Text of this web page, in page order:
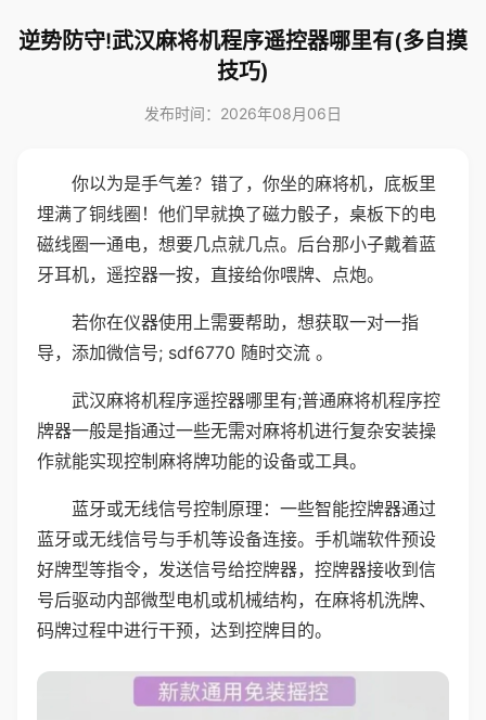
逆势防守!武汉麻将机程序遥控器哪里有(多自摸
技巧)
发布时间：2026年08月06日
你以为是手气差？错了，你坐的麻将机，底板里
埋满了铜线圈！他们早就换了磁力骰子，桌板下的电
磁线圈一通电，想要几点就几点。后台那小子戴着蓝
牙耳机，遥控器一按，直接给你喂牌、点炮。
若你在仪器使用上需要帮助，想获取一对一指
导，添加微信号; sdf6770 随时交流 。
武汉麻将机程序遥控器哪里有;普通麻将机程序控
牌器一般是指通过一些无需对麻将机进行复杂安装操
作就能实现控制麻将牌功能的设备或工具。
蓝牙或无线信号控制原理：一些智能控牌器通过
蓝牙或无线信号与手机等设备连接。手机端软件预设
好牌型等指令，发送信号给控牌器，控牌器接收到信
号后驱动内部微型电机或机械结构，在麻将机洗牌、
码牌过程中进行干预，达到控牌目的。